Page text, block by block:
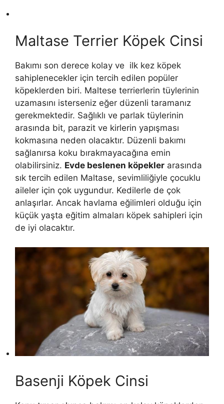
Maltase Terrier Köpek Cinsi
Bakımı son derece kolay ve ilk kez köpek
sahiplenecekler için tercih edilen popüler
köpeklerden biri. Maltese terrierlerin tüylerinin
uzamasını isterseniz eğer düzenli taramanız
gerekmektedir. Sağlıklı ve parlak tüylerinin
arasında bit, parazit ve kirlerin yapışması
kokmasına neden olacaktır. Düzenli bakımı
sağlanırsa koku bırakmayacağına emin
olabilirsiniz. Evde beslenen köpekler arasında
sık tercih edilen Maltase, sevimliliğiyle çocuklu
aileler için çok uygundur. Kedilerle de çok
anlaşırlar. Ancak havlama eğilimleri olduğu için
küçük yaşta eğitim almaları köpek sahipleri için
de iyi olacaktır.
Basenji Köpek Cinsi